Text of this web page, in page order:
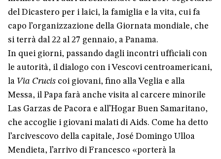
del Dicastero per i laici, la famiglia e la vita, cui fa
capo l’organizzazione della Giornata mondiale, che
si terrà dal 22 al 27 gennaio, a Panama.
In quei giorni, passando dagli incontri ufficiali con
le autorità, il dialogo con i Vescovi centroamericani,
la Via Crucis coi giovani, fino alla Veglia e alla
Messa, il Papa farà anche visita al carcere minorile
Las Garzas de Pacora e all’Hogar Buen Samaritano,
che accoglie i giovani malati di Aids. Come ha detto
l’arcivescovo della capitale, José Domingo Ulloa
Mendieta, l’arrivo di Francesco «porterà la